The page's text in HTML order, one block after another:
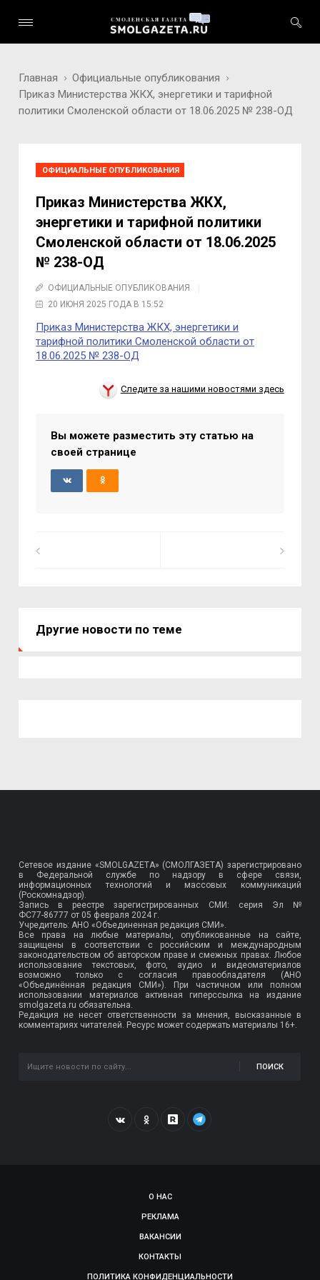
Главная
Официальные опубликования
Приказ Министерства ЖКХ, энергетики и тарифной
политики Смоленской области от 18.06.2025 № 238-ОД
ОФИЦИАЛЬНЫЕ ОПУБЛИКОВАНИЯ
Приказ Министерства ЖКХ,
энергетики и тарифной политики
Смоленской области от 18.06.2025
№ 238-ОД
ОФИЦИАЛЬНЫЕ ОПУБЛИКОВАНИЯ
20 ИЮНЯ 2025 ГОДА В 15:52
Приказ Министерства ЖКХ, энергетики и
тарифной политики Смоленской области от
18.06.2025 № 238-ОД
Следите за нашими новостями здесь
Вы можете разместить эту статью на
своей странице
Другие новости по теме
Сетевое издание «SMOLGAZETA» (СМОЛГАЗЕТА) зарегистрировано
в Федеральной службе по надзору в сфере связи,
информационных технологий и массовых коммуникаций
(Роскомнадзор).
Запись в реестре зарегистрированных СМИ: серия Эл №
ФС77-86777 от 05 февраля 2024 г.
Учредитель: АНО «Объединенная редакция СМИ».
Все права на любые материалы, опубликованные на сайте,
защищены в соответствии с российским и международным
законодательством об авторском праве и смежных правах. Любое
использование текстовых, фото, аудио и видеоматериалов
возможно только с согласия правообладателя (АНО
«Объединённая редакция СМИ»). При частичном или полном
использовании материалов активная гиперссылка на издание
smolgazeta.ru обязательна.
Редакция не несет ответственности за мнения, высказанные в
комментариях читателей. Ресурс может содержать материалы 16+.
ПОИСК
О НАС
РЕКЛАМА
ВАКАНСИИ
КОНТАКТЫ
ПОЛИТИКА КОНФИДЕНЦИАЛЬНОСТИ